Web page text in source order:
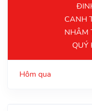
CANH
NHÂM
QUÝ
Hôm qua